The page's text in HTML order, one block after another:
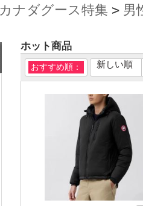
カナダグース特集 > 男
ホット商品
おすすめ順： 新しい順